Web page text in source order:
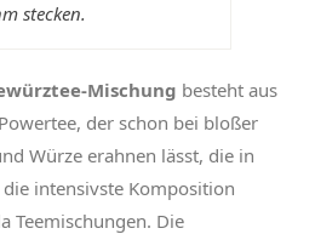
stecken.
Mischung besteht aus
der schon bei bloßer
Würze erahnen lässt, die in
intensivste Komposition
Teemischungen. Die